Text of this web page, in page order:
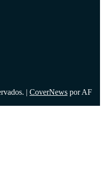
| CoverNews por AF